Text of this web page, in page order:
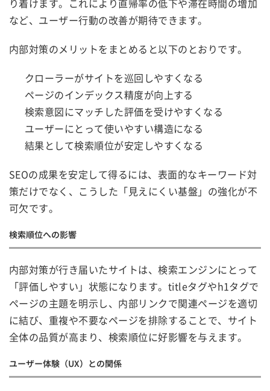
など、ユーザー行動の改善が期待できます。
内部対策のメリットをまとめると以下のとおりです。
クローラーがサイトを巡回しやすくなる
ページのインデックス精度が向上する
検索意図にマッチした評価を受けやすくなる
ユーザーにとって使いやすい構造になる
結果として検索順位が安定しやすくなる
SEOの成果を安定して得るには、表面的なキーワード対
策だけでなく、こうした「見えにくい基盤」の強化が不
可欠です。
検索順位への影響
内部対策が行き届いたサイトは、検索エンジンにとって
「評価しやすい」状態になります。titleタグやh1タグで
ページの主題を明示し、内部リンクで関連ページを適切
に結び、重複や不要なページを排除することで、サイト
全体の品質が高まり、検索順位に好影響を与えます。
ユーザー体験（UX）との関係